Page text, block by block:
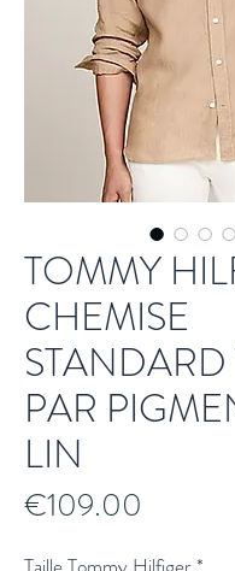
TOMMY
CHEMISE
STANDARD
PAR
LIN
€109.00